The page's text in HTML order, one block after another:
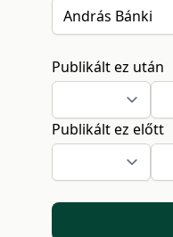
Publikált ez után
Publikált ez előtt